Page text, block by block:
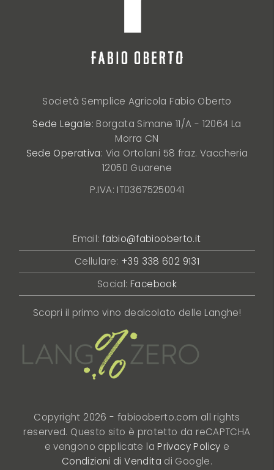
Società Semplice Agricola Fabio Oberto
Sede Legale: Borgata Simane 11/A - 12064 La
Morra CN
Sede Operativa: Via Ortolani 58 fraz. Vaccheria
12050 Guarene
P.IVA: IT03675250041
Email:fabio@fabiooberto.it
Cellulare: +39 338 602 9131
Social: Facebook
Scopri il primo vino dealcolato delle Langhe!
Copyright 2026 - fabiooberto.com all rights
reserved. Questo sito è protetto da reCAPTCHA
e vengono applicate la Privacy Policy e
Condizioni di Vendita di Google.